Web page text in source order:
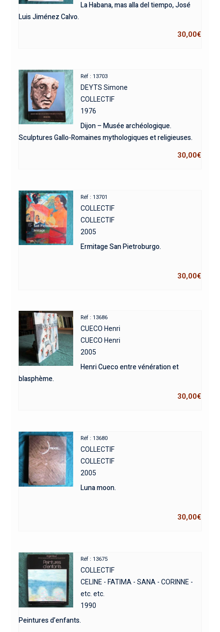
La Habana, mas alla del tiempo, José
Luis Jiménez Calvo.
30,00€
Réf : 13703
DEYTS Simone
COLLECTIF
1976
Dijon – Musée archéologique.
Sculptures Gallo-Romaines mythologiques et religieuses.
30,00€
Réf : 13701
COLLECTIF
COLLECTIF
2005
Ermitage San Pietroburgo.
30,00€
Réf : 13686
CUECO Henri
CUECO Henri
2005
Henri Cueco entre vénération et
blasphème.
30,00€
Réf : 13680
COLLECTIF
COLLECTIF
2005
Luna moon.
30,00€
Réf : 13675
COLLECTIF
CELINE - FATIMA - SANA - CORINNE -
etc. etc.
1990
Peintures d’enfants.